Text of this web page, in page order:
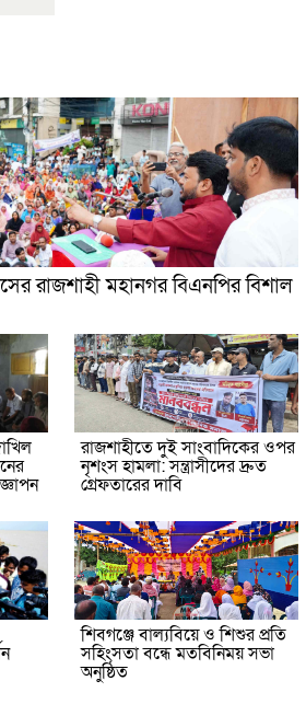
রাজশাহী মহানগর বিএনপির বিশাল
রাজশাহীতে দুই সাংবাদিকের ওপর
নৃশংস হামলা: সন্ত্রাসীদের দ্রুত
গ্রেফতারের দাবি
শিবগঞ্জে বাল্যবিয়ে ও শিশুর প্রতি
সহিংসতা বন্ধে মতবিনিময় সভা
অনুষ্ঠিত